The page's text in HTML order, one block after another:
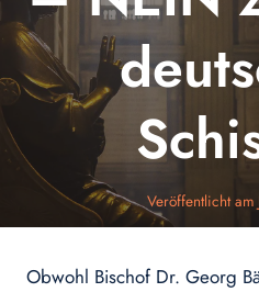
Veröffentlicht am
Obwohl Bischof Dr. Georg